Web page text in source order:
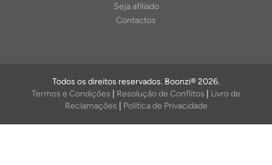
Seja afiliado
Contactos
Todos os direitos reservados. Boonzi® 2026.
Termos e Condições
Resolução de Conflitos
Livro de
Reclamações
Política de Privacidade